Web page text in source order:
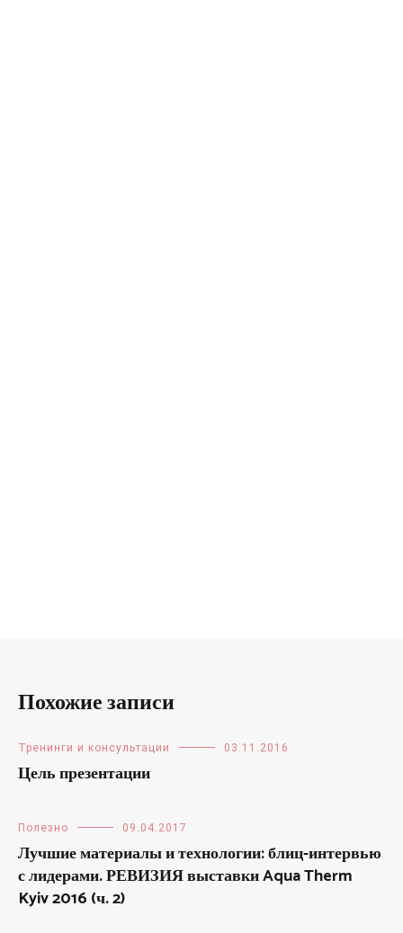
Похожие записи
Тренинги и консультации 03.11.2016
Цель презентации
Полезно 09.04.2017
Лучшие материалы и технологии: блиц-интервью
с лидерами. РЕВИЗИЯ выставки Aqua Therm
Kyiv 2016 (ч. 2)